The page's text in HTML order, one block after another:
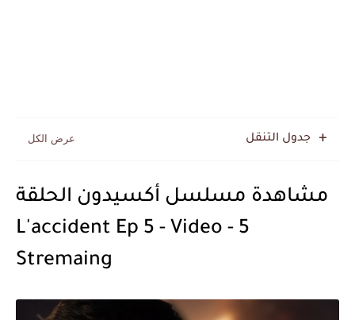
جدول التنقل
مشاهدة مسلسل أكسيدون الحلقة
5 - L'accident Ep 5 - Video
Stremaing